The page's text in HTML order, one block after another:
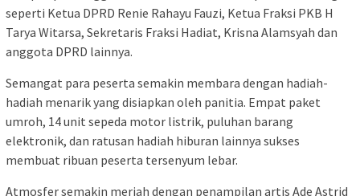
seperti Ketua DPRD Renie Rahayu Fauzi, Ketua Fraksi PKB H
Tarya Witarsa, Sekretaris Fraksi Hadiat, Krisna Alamsyah dan
anggota DPRD lainnya.
Semangat para peserta semakin membara dengan hadiah-
hadiah menarik yang disiapkan oleh panitia. Empat paket
umroh, 14 unit sepeda motor listrik, puluhan barang
elektronik, dan ratusan hadiah hiburan lainnya sukses
membuat ribuan peserta tersenyum lebar.
Atmosfer semakin meriah dengan penampilan artis Ade Astrid